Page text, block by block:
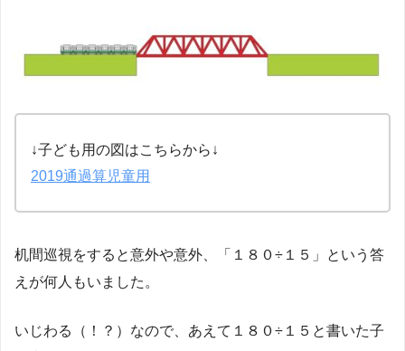
↓子ども用の図はこちらから↓
2019通過算児童用
机間巡視をすると意外や意外、「１８０÷１５」という答
えが何人もいました。
いじわる（！？）なので、あえて１８０÷１５と書いた子